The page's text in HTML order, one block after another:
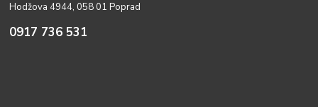
Hodžova 4944, 058 01 Poprad
0917 736 531